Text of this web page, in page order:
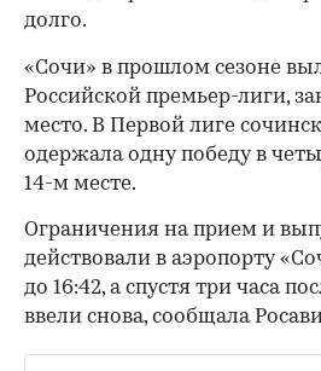
долго.
00:00 00:00
«Сочи» в прошлом сезоне
Российской премьер-лиги,
место. В Первой лиге
одержала одну победу в
14-м месте.
Ограничения на прием и
действовали в аэропорту
до 16:42, а спустя три часа
ввели снова, сообщала